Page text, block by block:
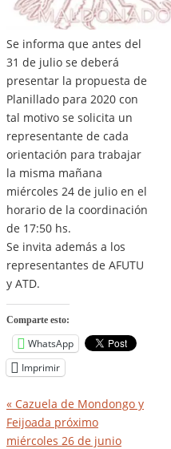
Se informa que antes del
31 de julio se deberá
presentar la propuesta de
Planillado para 2020 con
tal motivo se solicita un
representante de cada
orientación para trabajar
la misma mañana
miércoles 24 de julio en el
horario de la coordinación
de 17:50 hs.
Se invita además a los
representantes de AFUTU
y ATD.
Comparte esto:
WhatsApp
Imprimir
« Cazuela de Mondongo y
Feijoada próximo
miércoles 26 de junio